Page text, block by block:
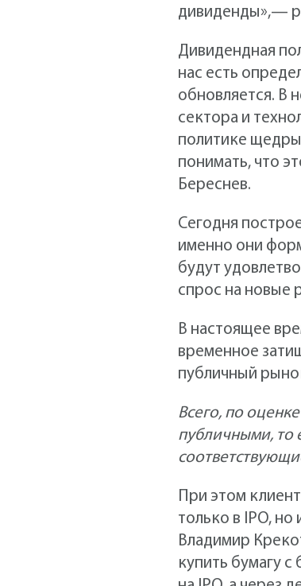
дивиденды»,—
Дивидендная
нас есть
обновляется. В
сектора и
политике
понимать, что
Береснев.
Сегодня
именно они
будут
спрос на новые
В настоящее
временное
публичный
Всего, по
публичными, то
При этом
только в IPO, но
Владимир
купить бумагу